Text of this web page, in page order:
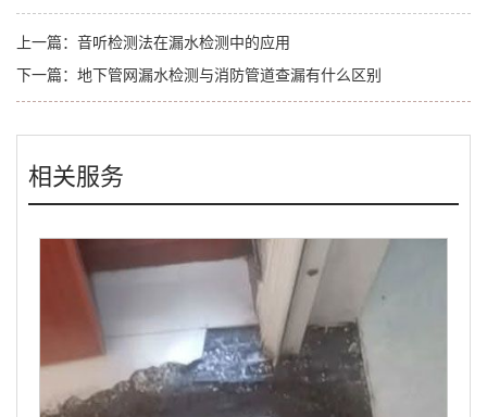
上一篇： 音听检测法在漏水检测中的应用
下一篇： 地下管网漏水检测与消防管道查漏有什么区别
相关服务